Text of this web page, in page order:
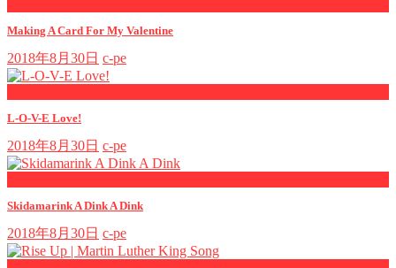
Making A Card For My Valentine
2018年8月30日 c-pe
L-O-V-E Love!
2018年8月30日 c-pe
Skidamarink A Dink A Dink
2018年8月30日 c-pe